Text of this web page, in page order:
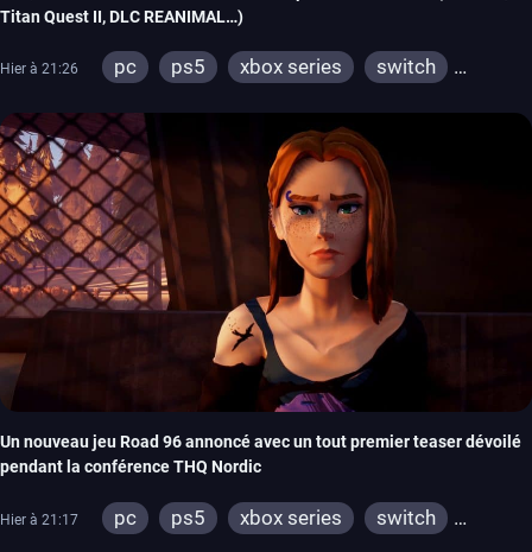
Titan Quest II, DLC REANIMAL…)
Hier à 21:26 pc ps5 xbox series
switch
Un nouveau jeu Road 96 annoncé avec un tout premier teaser dévoilé
pendant la conférence THQ Nordic
Hier à 21:17 pc ps5 xbox series
switch